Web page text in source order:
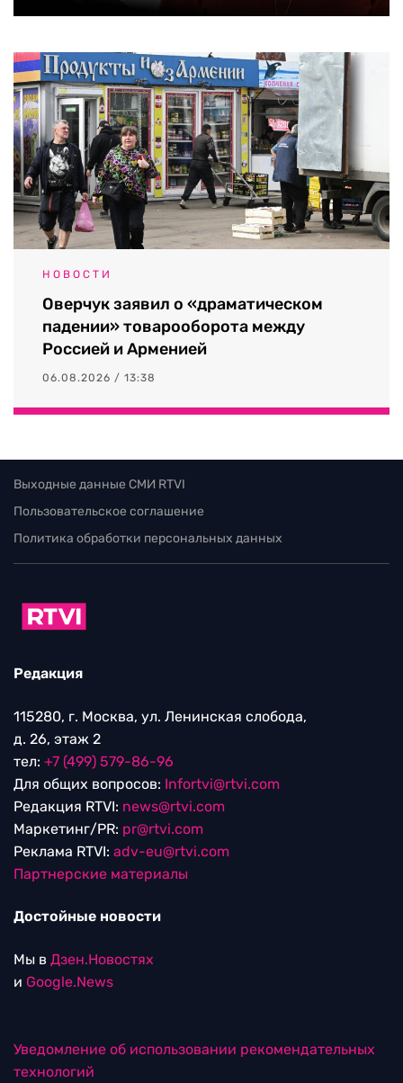
НОВОСТИ
Оверчук заявил о «драматическом
падении» товарооборота между
Россией и Арменией
06.08.2026 / 13:38
Выходные данные СМИ RTVI
Пользовательское соглашение
Политика обработки персональных данных
Редакция
115280, г. Москва, ул. Ленинская слобода,
д. 26, этаж 2
тел: +7 (499) 579-86-96
Для общих вопросов: Infortvi@rtvi.com
Редакция RTVI: news@rtvi.com
Маркетинг/PR: pr@rtvi.com
Реклама RTVI: adv-eu@rtvi.com
Партнерские материалы
Достойные новости
Мы в Дзен.Новостях
и Google.News
Уведомление об использовании рекомендательных
технологий